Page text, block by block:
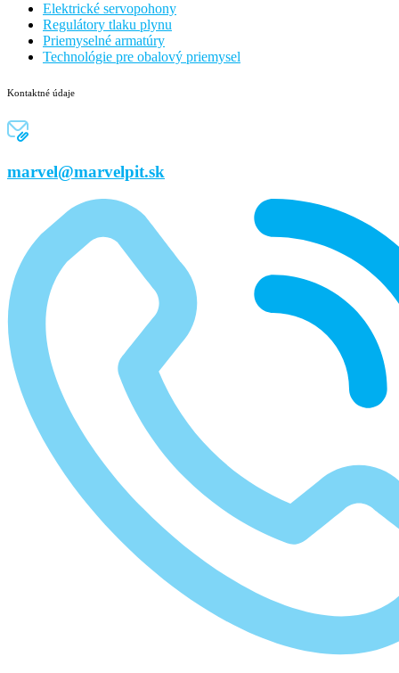
Elektrické servopohony
Regulátory tlaku plynu
Priemyselné armatúry
Technológie pre obalový priemysel
Kontaktné údaje
marvel@marvelpit.sk